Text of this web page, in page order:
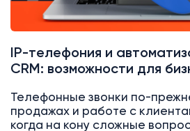
IP-телефония и
CRM: возможности для
Телефонные звонки по-
продажах и работе с
когда на кону сложные